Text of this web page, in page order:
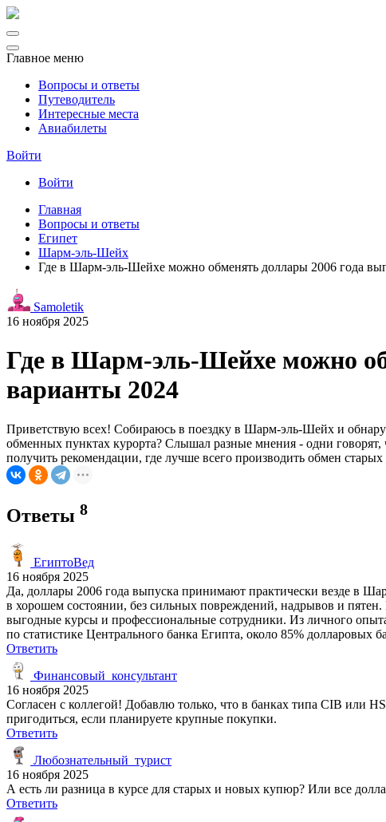
Главное меню
Вопросы и ответы
Путеводитель
Интересные места
Авиабилеты
Войти
Войти
Главная
Вопросы и ответы
Египет
Шарм-эль-Шейх
Где в Шарм-эль-Шейхе можно обменять доллары 2006 года
Samoletik
16 ноября 2025
Где в Шарм-эль-Шейхе можно
варианты 2024
Приветствую всех! Собираюсь в поездку в Шарм-эль-Шейх и
обменных пунктах курорта? Слышал разные мнения - одни говорят,
получить рекомендации, где лучше всего производить обмен
Ответы 8
ЕгиптоВед
16 ноября 2025
Да, доллары 2006 года выпуска принимают практически везде в
в хорошем состоянии, без сильных повреждений, надрывов и
выгодные курсы и профессиональные сотрудники. Из личного
по статистике Центрального банка Египта, около 85%
Ответить
Финансовый_консультант
16 ноября 2025
Согласен с коллегой! Добавлю только, что в банках типа CIB или
пригодиться, если планируете крупные покупки.
Ответить
Любознательный_турист
16 ноября 2025
А есть ли разница в курсе для старых и новых купюр? Или все
Ответить